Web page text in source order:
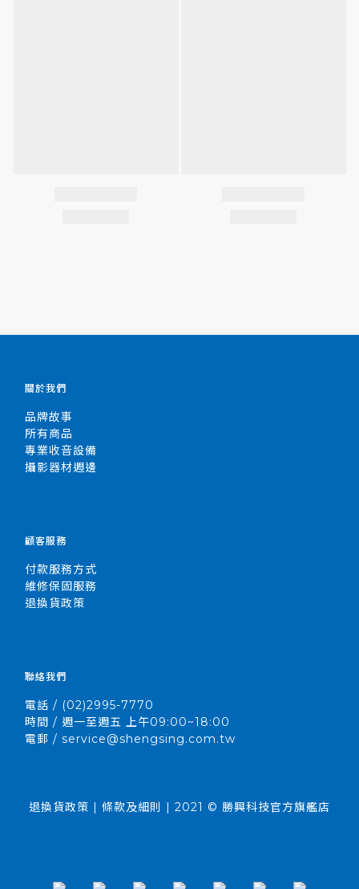
關於我們
品牌故事
所有商品
專業收音設備
攝影器材週邊
顧客服務
付款服務方式
維修保固服務
退換貨政策
聯絡我們
電話 / (02)2995-7770
時間 / 週一至週五 上午09:00~18:00
電郵 / service@shengsing.com.tw
退換貨政策 | 條款及細則 | 2021 © 勝興科技官方旗艦店